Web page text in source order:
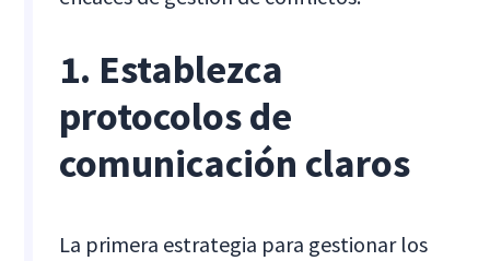
1. Establezca
protocolos de
comunicación claros
La primera estrategia para gestionar los